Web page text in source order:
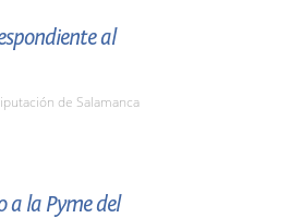
al
de Salamanca
a la Pyme del